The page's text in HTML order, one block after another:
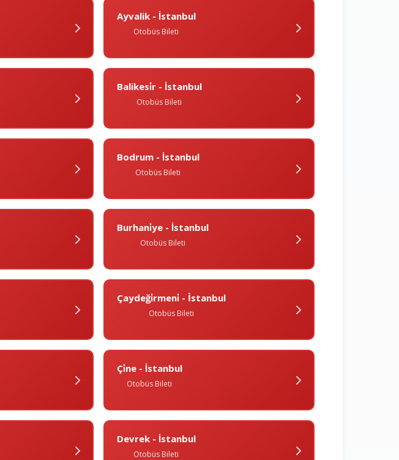
Ayvalik - İstanbul
Otobüs Bileti
Balikesi̇r - İstanbul
Otobüs Bileti
Bodrum - İstanbul
Otobüs Bileti
Burhani̇ye - İstanbul
Otobüs Bileti
Çaydeği̇rmeni̇ - İstanbul
Otobüs Bileti
Çi̇ne - İstanbul
Otobüs Bileti
Devrek - İstanbul
Otobüs Bileti